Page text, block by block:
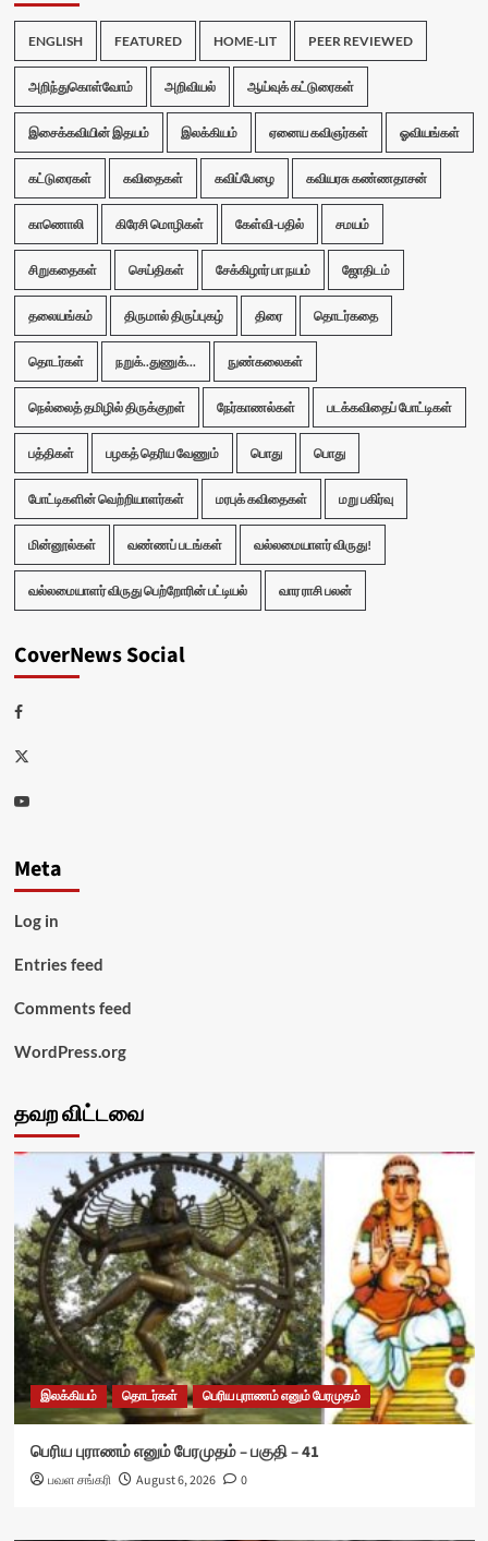
ENGLISH FEATURED HOME-LIT PEER REVIEWED
அறிந்துகொள்வோம் அறிவியல் ஆய்வுக் கட்டுரைகள்
இசைக்கவியின் இதயம் இலக்கியம் ஏனைய கவிஞர்கள் ஓவியங்கள்
கட்டுரைகள் கவிதைகள் கவிப்பேழை கவியரசு கண்ணதாசன்
காணொலி கிரேசி மொழிகள் கேள்வி-பதில் சமயம்
சிறுகதைகள் செய்திகள் சேக்கிழார் பா நயம் ஜோதிடம்
தலையங்கம் திருமால் திருப்புகழ் திரை தொடர்கதை
தொடர்கள் நறுக்..துணுக்... நுண்கலைகள்
நெல்லைத் தமிழில் திருக்குறள் நேர்காணல்கள் படக்கவிதைப் போட்டிகள்
பத்திகள் பழகத் தெரிய வேணும் பொது பொது
போட்டிகளின் வெற்றியாளர்கள் மரபுக் கவிதைகள் மறு பகிர்வு
மின்னூல்கள் வண்ணப் படங்கள் வல்லமையாளர் விருது!
வல்லமையாளர் விருது பெற்றோரின் பட்டியல் வார ராசி பலன்
CoverNews Social
Facebook
Twitter
Youtube
Meta
Log in
Entries feed
Comments feed
WordPress.org
தவற விட்டவை
இலக்கியம் தொடர்கள் பெரிய புராணம் எனும் பேரமுதம்
பெரிய புராணம் எனும் பேரமுதம் – பகுதி – 41
பவள சங்கரி August 6, 2026 0